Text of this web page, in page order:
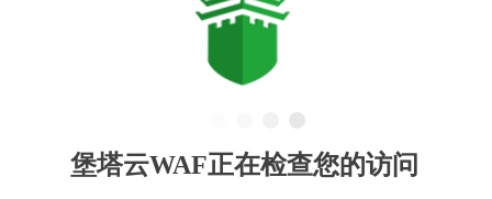
堡塔云WAF正在检查您的访问